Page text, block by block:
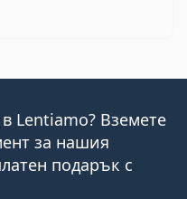
Lentiamo? Вземете
за нашия
подарък с